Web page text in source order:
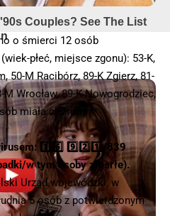
o śmierci 12 osób
płeć, miejsce zgonu): 53-K,
50-M Racibórz, 89-K Zgierz, 81-
M Wrocław, 89-K Nowogrodziec,
miała choroby
1️⃣6️⃣ 9️⃣2️⃣1️⃣/839
w tym osoby zmarłe).
Urząd wojewódzki, w
5 osób z potwierdzonym